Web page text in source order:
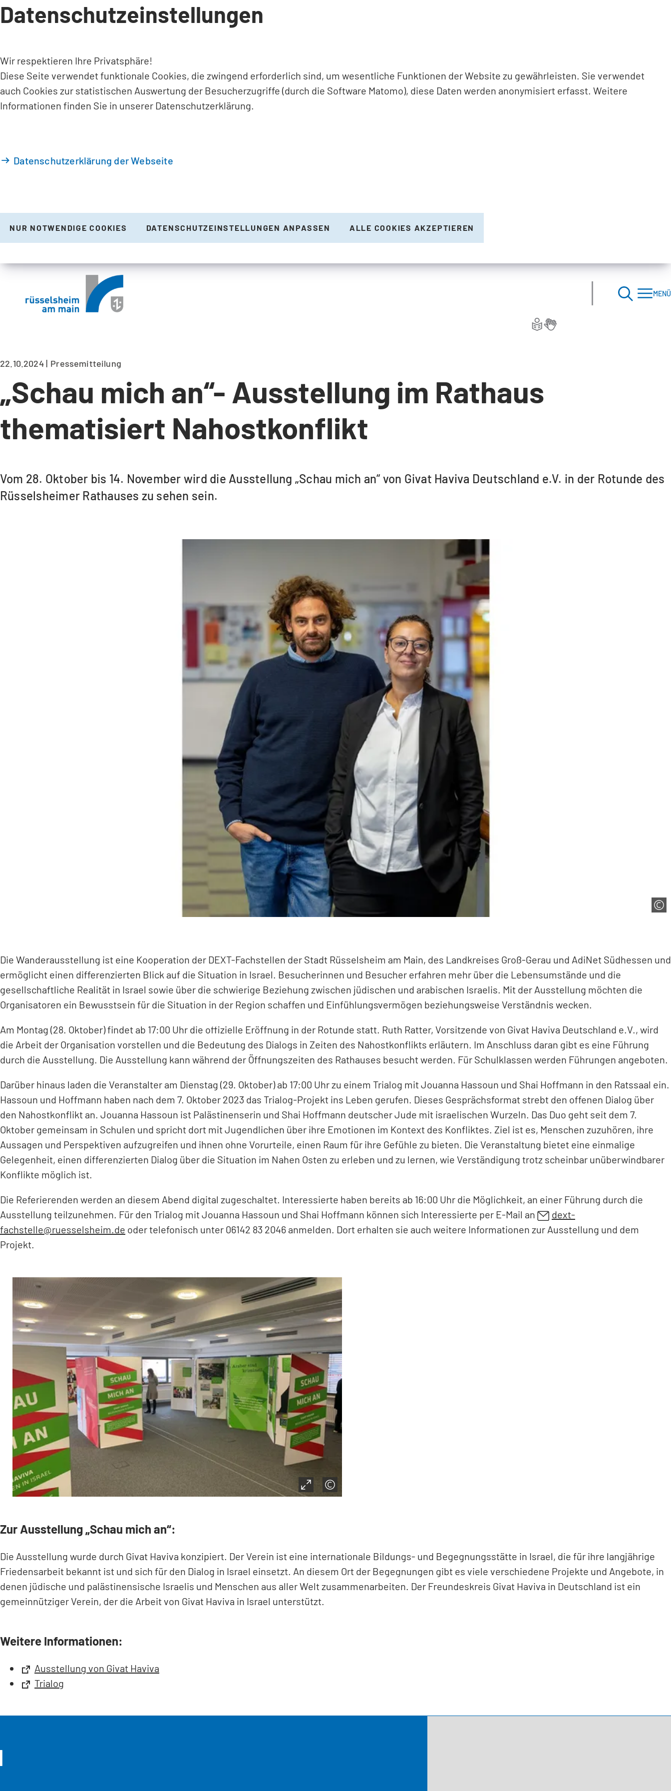
INHALT ANSPRINGEN
Datenschutzeinstellungen
Wir respektieren Ihre Privatsphäre!
Diese Seite verwendet funktionale Cookies, die zwingend erforderlich sind, um wesentliche Funktionen der Website zu gewährleisten. Sie verwendet
auch Cookies zur statistischen Auswertung der Besucherzugriffe (durch die Software Matomo), diese Daten werden anonymisiert erfasst. Weitere
Informationen finden Sie in unserer Datenschutzerklärung.
Datenschutzerklärung der Webseite
NUR NOTWENDIGE COOKIES DATENSCHUTZEINSTELLUNGEN ANPASSEN ALLE COOKIES AKZEPTIEREN
MENÜ
22.10.2024 Pressemitteilung
„Schau mich an“- Ausstellung im Rathaus
thematisiert Nahostkonflikt
Vom 28. Oktober bis 14. November wird die Ausstellung „Schau mich an“ von Givat Haviva Deutschland e.V. in der Rotunde des
Rüsselsheimer Rathauses zu sehen sein.
Die Wanderausstellung ist eine Kooperation der DEXT-Fachstellen der Stadt Rüsselsheim am Main, des Landkreises Groß-Gerau und AdiNet Südhessen und
ermöglicht einen differenzierten Blick auf die Situation in Israel. Besucherinnen und Besucher erfahren mehr über die Lebensumstände und die
gesellschaftliche Realität in Israel sowie über die schwierige Beziehung zwischen jüdischen und arabischen Israelis. Mit der Ausstellung möchten die
Organisatoren ein Bewusstsein für die Situation in der Region schaffen und Einfühlungsvermögen beziehungsweise Verständnis wecken.
Am Montag (28. Oktober) findet ab 17:00 Uhr die offizielle Eröffnung in der Rotunde statt. Ruth Ratter, Vorsitzende von Givat Haviva Deutschland e.V., wird
die Arbeit der Organisation vorstellen und die Bedeutung des Dialogs in Zeiten des Nahostkonflikts erläutern. Im Anschluss daran gibt es eine Führung
durch die Ausstellung. Die Ausstellung kann während der Öffnungszeiten des Rathauses besucht werden. Für Schulklassen werden Führungen angeboten.
Darüber hinaus laden die Veranstalter am Dienstag (29. Oktober) ab 17:00 Uhr zu einem Trialog mit Jouanna Hassoun und Shai Hoffmann in den Ratssaal ein.
Hassoun und Hoffmann haben nach dem 7. Oktober 2023 das Trialog-Projekt ins Leben gerufen. Dieses Gesprächsformat strebt den offenen Dialog über
den Nahostkonflikt an. Jouanna Hassoun ist Palästinenserin und Shai Hoffmann deutscher Jude mit israelischen Wurzeln. Das Duo geht seit dem 7.
Oktober gemeinsam in Schulen und spricht dort mit Jugendlichen über ihre Emotionen im Kontext des Konfliktes. Ziel ist es, Menschen zuzuhören, ihre
Aussagen und Perspektiven aufzugreifen und ihnen ohne Vorurteile, einen Raum für ihre Gefühle zu bieten. Die Veranstaltung bietet eine einmalige
Gelegenheit, einen differenzierten Dialog über die Situation im Nahen Osten zu erleben und zu lernen, wie Verständigung trotz scheinbar unüberwindbarer
Konflikte möglich ist.
Die Referierenden werden an diesem Abend digital zugeschaltet. Interessierte haben bereits ab 16:00 Uhr die Möglichkeit, an einer Führung durch die
Ausstellung teilzunehmen. Für den Trialog mit Jouanna Hassoun und Shai Hoffmann können sich Interessierte per E-Mail an
dext-
fachstelle
ruesselsheim de oder telefonisch unter 06142 83 2046 anmelden. Dort erhalten sie auch weitere Informationen zur Ausstellung und dem
Projekt.
Zur Ausstellung „Schau mich an“:
Die Ausstellung wurde durch Givat Haviva konzipiert. Der Verein ist eine internationale Bildungs- und Begegnungsstätte in Israel, die für ihre langjährige
Friedensarbeit bekannt ist und sich für den Dialog in Israel einsetzt. An diesem Ort der Begegnungen gibt es viele verschiedene Projekte und Angebote, in
denen jüdische und palästinensische Israelis und Menschen aus aller Welt zusammenarbeiten. Der Freundeskreis Givat Haviva in Deutschland ist ein
gemeinnütziger Verein, der die Arbeit von Givat Haviva in Israel unterstützt.
Weitere Informationen:
Ausstellung von Givat Haviva
(Öffnet
neuen
Trialog
(Öffnet
einem